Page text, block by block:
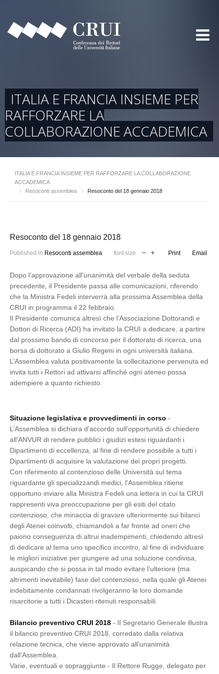
ITALIA E FRANCIA INSIEME PER
RAFFORZARE LA
COLLABORAZIONE ACCADEMICA
ITALIA E FRANCIA INSIEME PER RAFFORZARE LA COLLABORAZIONE
ACCADEMICA
/
Resoconti assemblea / Resoconto del 18 gennaio 2018
Resoconto del 18 gennaio 2018
Published in Resoconti assemblea font size Print Email
Dopo l’approvazione all’unanimità del verbale della seduta
precedente, il Presidente passa alle comunicazioni, riferendo
che la Ministra Fedeli interverrà alla prossima Assemblea della
CRUI in programma il 22 febbraio.
Il Presidente comunica altresì che l’Associazione Dottorandi e
Dottori di Ricerca (ADI) ha invitato la CRUI a dedicare, a partire
dal prossimo bando di concorso per il dottorato di ricerca, una
borsa di dottorato a Giulio Regeni in ogni università italiana.
L’Assemblea valuta positivamente la sollecitazione pervenuta ed
invita tutti i Rettori ad attivarsi affinché ogni ateneo possa
adempiere a quanto richiesto.
Situazione legislativa e provvedimenti in corso -
L’Assemblea si dichiara d’accordo sull’opportunità di chiedere
all’ANVUR di rendere pubblici i giudizi estesi riguardanti i
Dipartimenti di eccellenza, al fine di rendere possibile a tutti i
Dipartimenti di acquisire la valutazione dei propri progetti.
Con riferimento al contenzioso delle Università sul tema
riguardante gli specializzandi medici, l’Assemblea ritiene
opportuno inviare alla Ministra Fedeli una lettera in cui la CRUI
rappresenti viva preoccupazione per gli esiti del citato
contenzioso, che minaccia di gravare ulteriormente sui bilanci
degli Atenei coinvolti, chiamandoli a far fronte ad oneri che
paiono conseguenza di altrui inadempimenti, chiedendo altresì
di dedicare al tema uno specifico incontro, al fine di individuare
le migliori iniziative per giungere ad una soluzione condivisa,
auspicando che si possa in tal modo evitare l’ulteriore (ma
altrimenti inevitabile) fase del contenzioso, nella quale gli Atenei
indebitamente condannati rivolgeranno le loro domande
risarcitorie a tutti i Dicasteri ritenuti responsabili.
Bilancio preventivo CRUI 2018 - Il Segretario Generale illustra
il bilancio preventivo CRUI 2018, corredato dalla relativa
relazione tecnica, che viene approvato all’unanimità
dall’Assemblea.
Varie, eventuali e sopraggiunte - Il Rettore Rugge, delegato per